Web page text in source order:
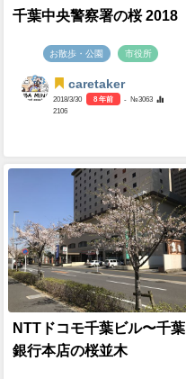
千葉中央警察署の桜 2018
お散歩・公園 市役所
caretaker
2018/3/30 8 年前
- №3063
2106
NTTドコモ千葉ビル〜千葉
銀行本店の桜並木